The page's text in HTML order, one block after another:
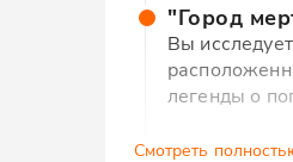
"Город
Вы
легенды о
Смотреть